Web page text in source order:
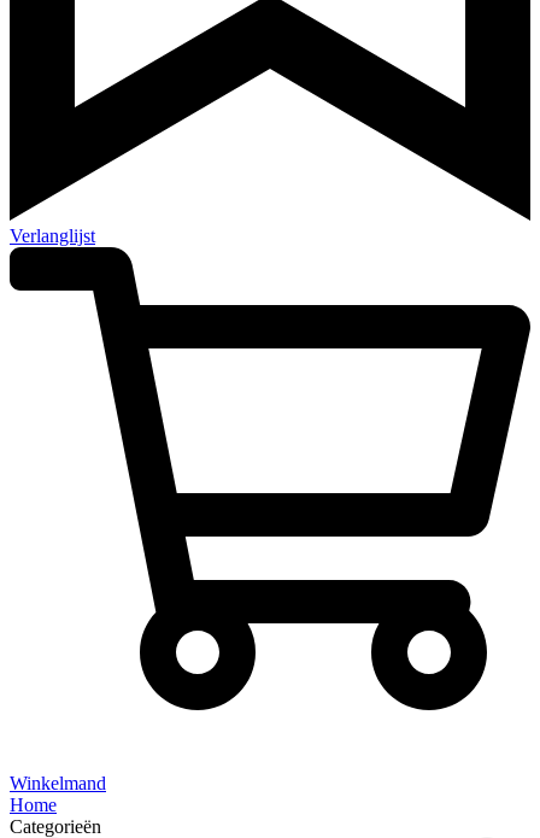
Verlanglijst
Winkelmand
Home
Categorieën